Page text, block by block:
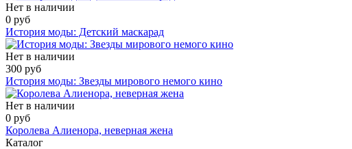
Нет в наличии
0 руб
История моды: Детский маскарад
Нет в наличии
300 руб
История моды: Звезды мирового немого кино
Нет в наличии
0 руб
Королева Алиенора, неверная жена
Каталог